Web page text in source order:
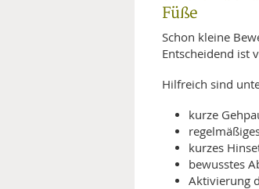
Füße
Schon kleine
Entscheidend ist
Hilfreich sind
kurze
kurzes
bewusstes
Aktivierung